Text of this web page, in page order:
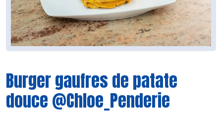
Burger gaufres de patate
douce @Chloe_Penderie